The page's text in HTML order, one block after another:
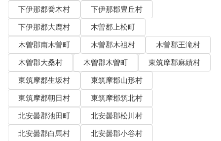
下伊那郡喬木村
下伊那郡豊丘村
下伊那郡大鹿村
木曽郡上松町
木曽郡南木曽町
木曽郡木祖村
木曽郡王滝村
木曽郡大桑村
木曽郡木曽町
東筑摩郡麻績村
東筑摩郡生坂村
東筑摩郡山形村
東筑摩郡朝日村
東筑摩郡筑北村
北安曇郡池田町
北安曇郡松川村
北安曇郡白馬村
北安曇郡小谷村